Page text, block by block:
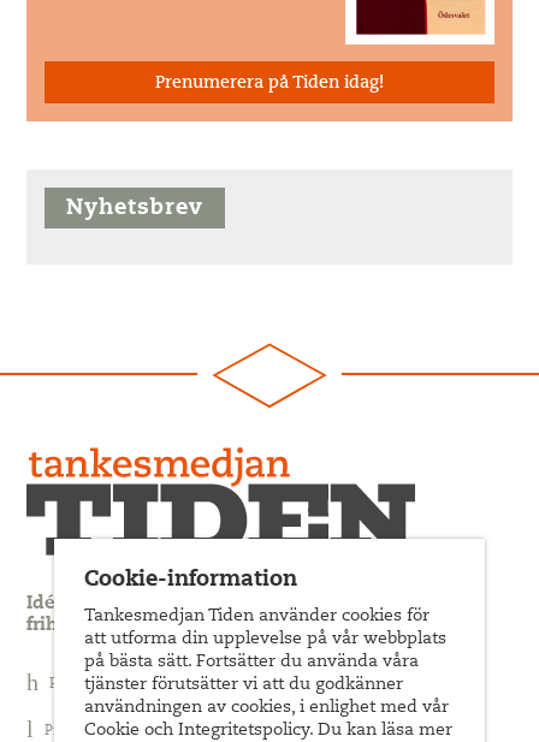
Prenumerera på Tiden idag!
Nyhetsbrev
Idédebatt och analys som förnyar arbetarrörelsens
frihets- och jämlikhetssträvan
Prenumerera på nyhetsbrev
Prenumerera på Tiden Magasin
Cookie-information
Tankesmedjan Tiden använder cookies för
att utforma din upplevelse på vår webbplats
på bästa sätt. Fortsätter du använda våra
tjänster förutsätter vi att du godkänner
användningen av cookies, i enlighet med vår
Cookie och Integritetspolicy. Du kan läsa mer